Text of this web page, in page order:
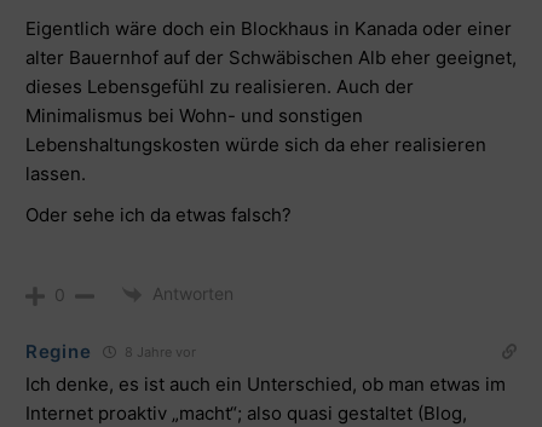
Eigentlich wäre doch ein Blockhaus in Kanada oder einer
alter Bauernhof auf der Schwäbischen Alb eher geeignet,
dieses Lebensgefühl zu realisieren. Auch der
Minimalismus bei Wohn- und sonstigen
Lebenshaltungskosten würde sich da eher realisieren
lassen.
Oder sehe ich da etwas falsch?
0 Antworten
Regine 8 Jahre vor
Ich denke, es ist auch ein Unterschied, ob man etwas im
Internet proaktiv „macht“; also quasi gestaltet (Blog,